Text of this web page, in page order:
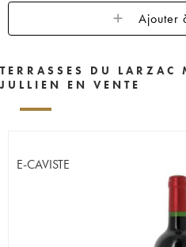
Ajouter
TERRASSES DU
JULLIEN EN VENTE
E-CAVISTE